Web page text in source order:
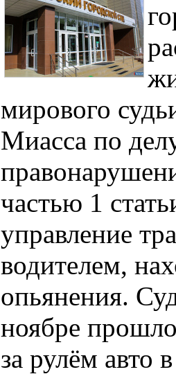
мирового
Миасса по
частью 1
управление
водителем,
опьянения.
ноябре
за рулём авто